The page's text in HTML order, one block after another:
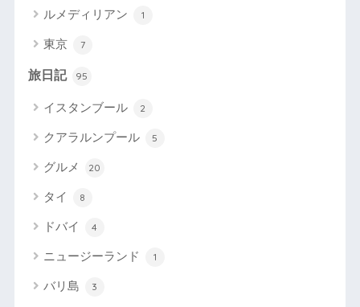
ルメディリアン 1
東京 7
旅日記 95
イスタンブール 2
クアラルンプール 5
グルメ 20
タイ 8
ドバイ 4
ニュージーランド 1
バリ島 3